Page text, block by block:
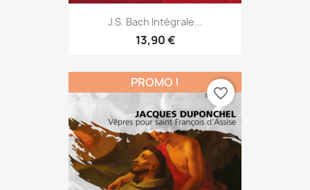
J.S. Bach Intégrale...
13,90 €
PROMO !
favorite_border